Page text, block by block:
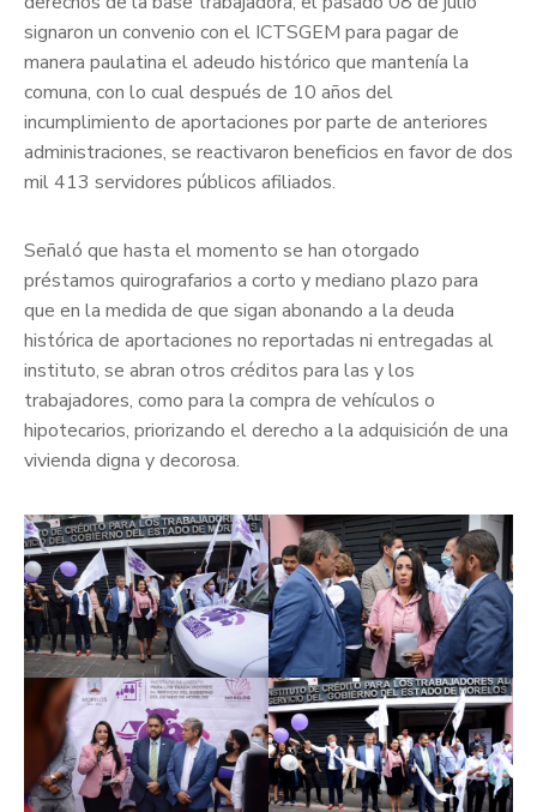
signaron un convenio con el ICTSGEM para pagar de
manera paulatina el adeudo histórico que mantenía la
comuna, con lo cual después de 10 años del
incumplimiento de aportaciones por parte de anteriores
administraciones, se reactivaron beneficios en favor de dos
mil 413 servidores públicos afiliados.
Señaló que hasta el momento se han otorgado
préstamos quirografarios a corto y mediano plazo para
que en la medida de que sigan abonando a la deuda
histórica de aportaciones no reportadas ni entregadas al
instituto, se abran otros créditos para las y los
trabajadores, como para la compra de vehículos o
hipotecarios, priorizando el derecho a la adquisición de una
vivienda digna y decorosa.